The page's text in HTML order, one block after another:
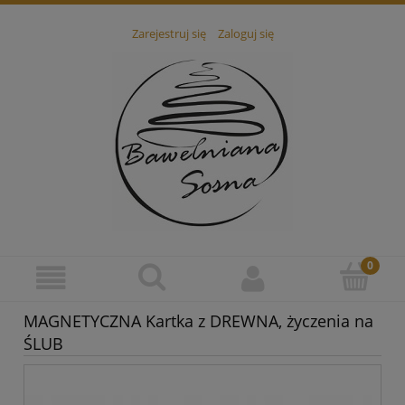
Zarejestruj się Zaloguj się
MAGNETYCZNA Kartka z DREWNA, życzenia na
ŚLUB